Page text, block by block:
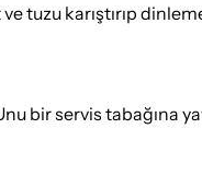
tuzu karıştırıp
bir servis tabağına